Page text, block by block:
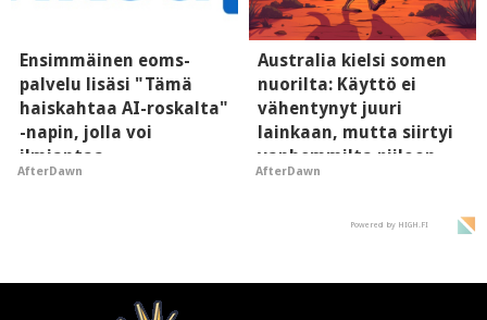
Ensimmäinen eoms-
palvelu lisäsi "Tämä
haiskahtaa AI-roskalta"
-napin, jolla voi
ilmiantaa
tekoälytauhkan
AfterDawn
Australia kielsi somen
nuorilta: Käyttö ei
vähentynyt juuri
lainkaan, mutta siirtyi
vanhemmilta piiloon
AfterDawn
Powered by HIGH.FI